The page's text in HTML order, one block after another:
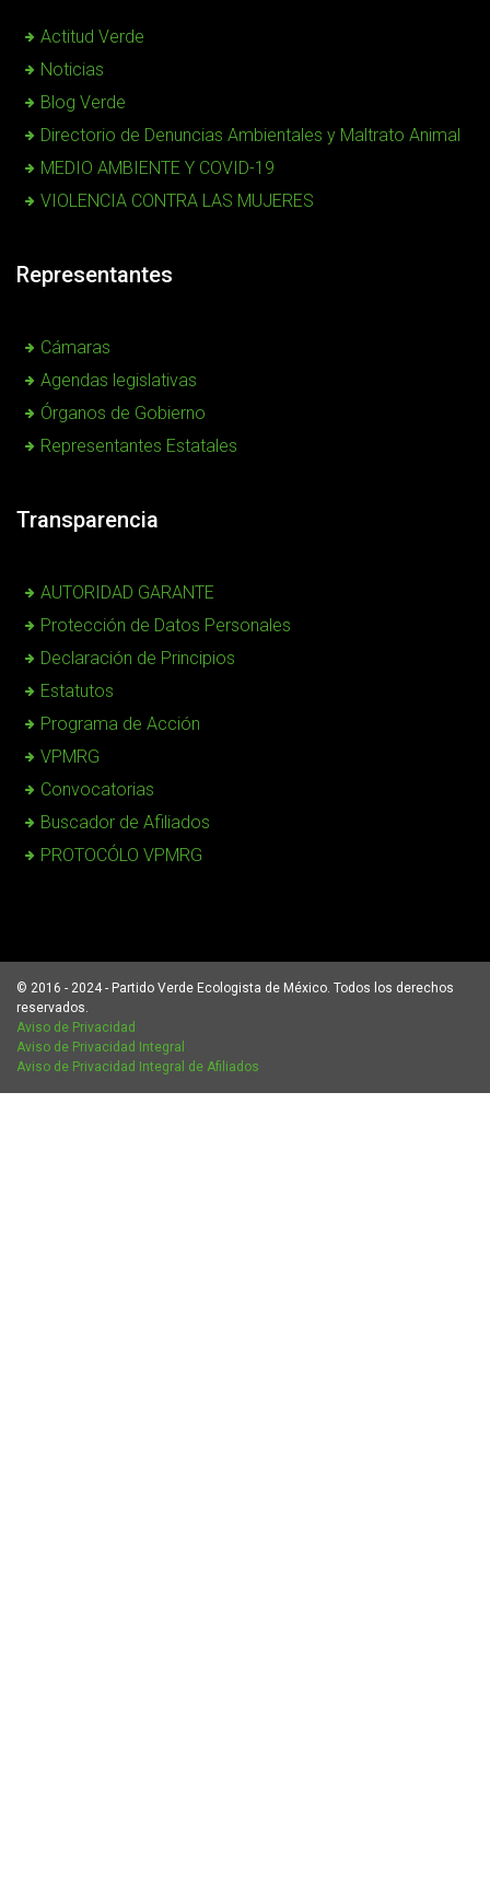
Actitud Verde
Noticias
Blog Verde
Directorio de Denuncias Ambientales y Maltrato Animal
MEDIO AMBIENTE Y COVID-19
VIOLENCIA CONTRA LAS MUJERES
Representantes
Cámaras
Agendas legislativas
Órganos de Gobierno
Representantes Estatales
Transparencia
AUTORIDAD GARANTE
Protección de Datos Personales
Declaración de Principios
Estatutos
Programa de Acción
VPMRG
Convocatorias
Buscador de Afiliados
PROTOCÓLO VPMRG
© 2016 - 2024 - Partido Verde Ecologista de México. Todos los derechos
reservados.
Aviso de Privacidad
Aviso de Privacidad Integral
Aviso de Privacidad Integral de Afiliados